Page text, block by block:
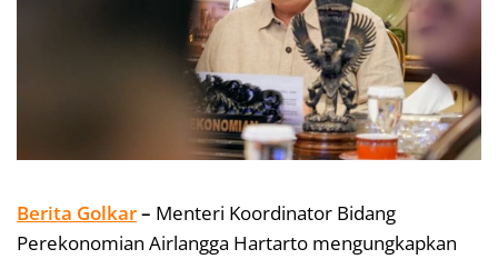
Berita Golkar– Menteri Koordinator Bidang
Perekonomian Airlangga Hartarto mengungkapkan